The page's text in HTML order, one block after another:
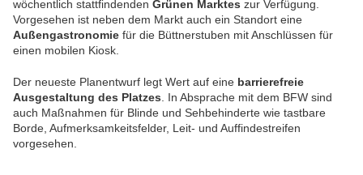
wöchentlich stattfindenden Grünen Marktes zur Verfügung.
Vorgesehen ist neben dem Markt auch ein Standort eine
Außengastronomie für die Büttnerstuben mit Anschlüssen für
einen mobilen Kiosk.
Der neueste Planentwurf legt Wert auf eine barrierefreie
Ausgestaltung des Platzes . In Absprache mit dem BFW sind
auch Maßnahmen für Blinde und Sehbehinderte wie tastbare
Borde, Aufmerksamkeitsfelder, Leit- und Auffindestreifen
vorgesehen.